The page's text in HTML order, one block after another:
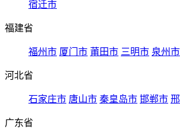
宿迁市
福建省
福州市 厦门市 莆田市 三明市 泉州市
河北省
石家庄市 唐山市 秦皇岛市 邯郸市
广东省